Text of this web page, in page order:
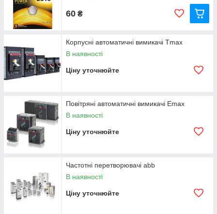
60 ₴
Корпусні автоматичні вимикачі Tmax
В наявності
Ціну уточнюйте
Повітряні автоматичні вимикачі Emax
В наявності
Ціну уточнюйте
Частотні перетворювачі abb
В наявності
Ціну уточнюйте